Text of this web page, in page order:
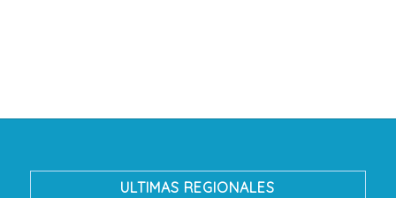
ULTIMAS REGIONALES